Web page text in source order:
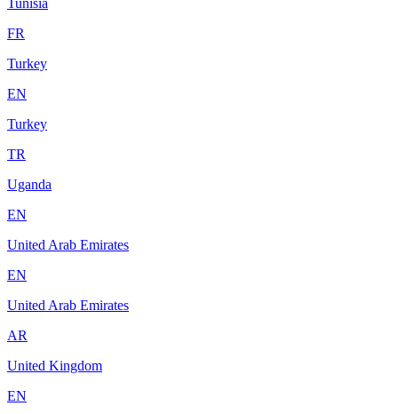
Tunisia
FR
Turkey
EN
Turkey
TR
Uganda
EN
United Arab Emirates
EN
United Arab Emirates
AR
United Kingdom
EN